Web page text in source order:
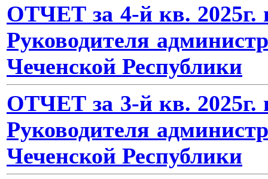
ОТЧЕТ за 4-й кв. 2025г.
Руководителя
Чеченской Республики
ОТЧЕТ за 3-й кв. 2025г.
Руководителя
Чеченской Республики